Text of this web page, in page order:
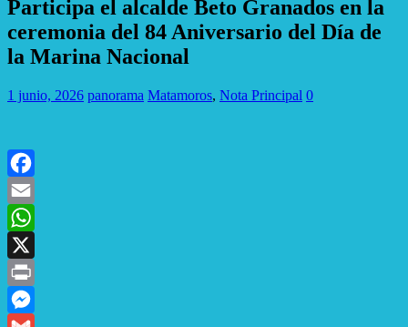
Participa el alcalde Beto Granados en la
ceremonia del 84 Aniversario del Día de
la Marina Nacional
1 junio, 2026 panorama Matamoros, Nota Principal 0
Facebook
Email
WhatsApp
X
Print